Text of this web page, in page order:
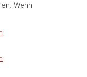
Wenn